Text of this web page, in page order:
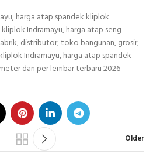
harga atap spandek kliplok
Indramayu, harga atap seng
distributor, toko bangunan, grosir,
Indramayu, harga atap spandek
dan per lembar terbaru 2026
Older